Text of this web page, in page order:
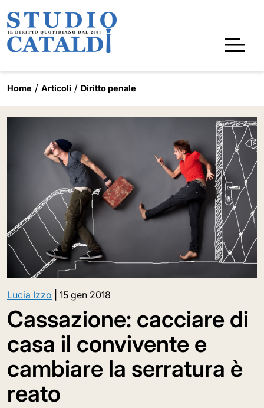
Home Articoli Diritto penale
Lucia Izzo 15 gen 2018
Cassazione: cacciare di
casa il convivente e
cambiare la serratura è
reato